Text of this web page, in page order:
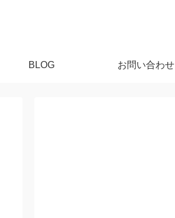
BLOG お問い合わせ